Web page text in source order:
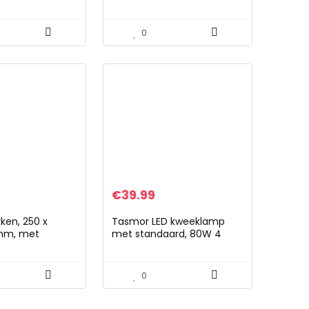
Thermostaat
0
250 x
met
€39.99
Tasmor LED kweeklamp
met standaard, 80W 4
RF afstandsbediening, 80…
0